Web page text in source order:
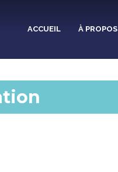
ACCUEIL À PROPOS